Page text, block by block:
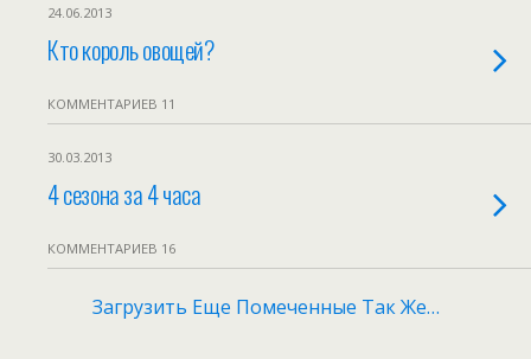
24.06.2013
Кто король овощей?
КОММЕНТАРИЕВ 11
30.03.2013
4 сезона за 4 часа
КОММЕНТАРИЕВ 16
Загрузить Еще Помеченные Так Же…